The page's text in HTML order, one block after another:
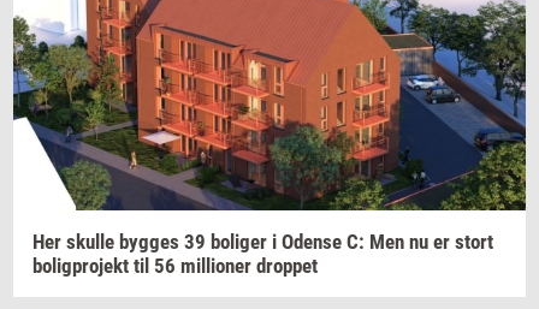
Her skul­le byg­ges 39 bo­li­ger i Oden­se C: Men nu er stort
bo­lig­pro­jekt til 56 mil­li­o­ner drop­pet